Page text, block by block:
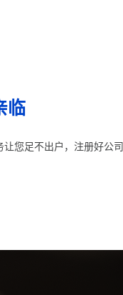
临
让您足不出户，注册好公司